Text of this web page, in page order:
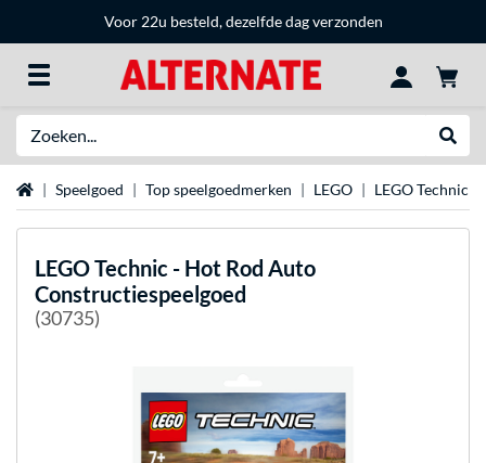
Voor 22u besteld, dezelfde dag verzonden
HomeSpeelgoed Top speelgoedmerken LEGO LEGO Technic
LEGOTechnic - Hot Rod Auto
Constructiespeelgoed
(30735)